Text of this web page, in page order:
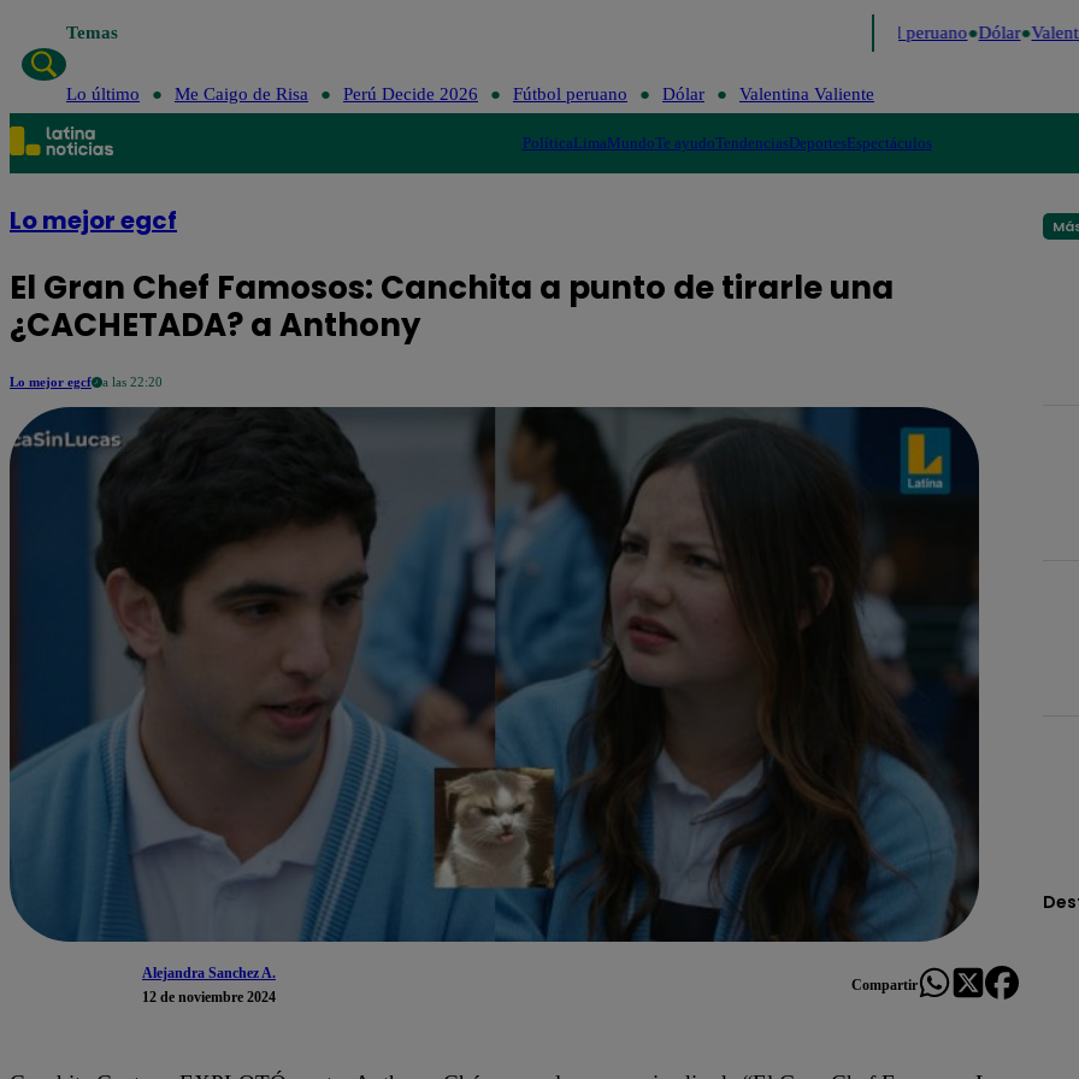
Temas Fútbol peruano Dólar
Lo último Me Caigo de Risa Perú Decide 2026 Fútbol peruano Dólar Valentina Valiente
PolíticaLimaMundoTe ayudoTendenciasDeportesEspectáculos
Lo mejor egcf
El Gran Chef Famosos: Canchita a punto de tirarle una
¿CACHETADA? a Anthony
Lo mejor egcf a las 22:20
Alejandra Sanchez A.
12 de noviembre 2024
Compartir